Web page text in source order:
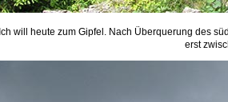
Ich will heute zum Gipfel. Nach Überquerung des
erst